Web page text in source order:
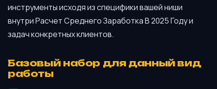
инструменты исходя из специфики вашей ниши
внутри Расчет Среднего Заработка В 2025 Году и
задач конкретных клиентов.
Базовый набор для данный вид
работы